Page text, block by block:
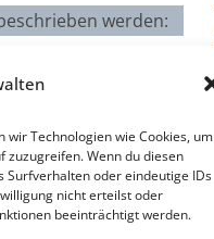
wir Technologien wie Cookies, um
Wenn du diesen
Surfverhalten oder eindeutige IDs
nicht erteilst oder
beeinträchtigt werden.
werden: